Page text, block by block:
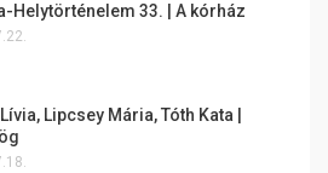
Helytörténelem 33. | A kórház
Lipcsey Mária, Tóth Kata |